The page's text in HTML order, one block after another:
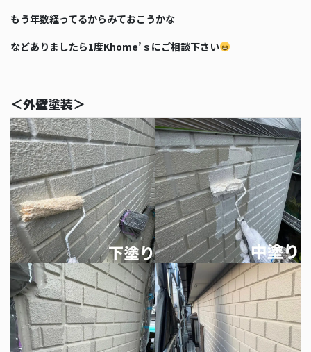
もう年数経ってるからみておこうかな
などありましたら1度Khome’ｓにご相談下さい
＜外壁塗装＞